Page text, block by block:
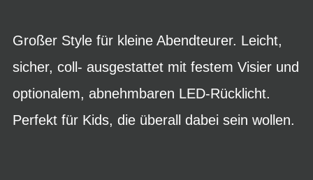
Großer Style für kleine Abendteurer. Leicht,
sicher, coll- ausgestattet mit festem Visier und
optionalem, abnehmbaren LED-Rücklicht.
Perfekt für Kids, die überall dabei sein wollen.